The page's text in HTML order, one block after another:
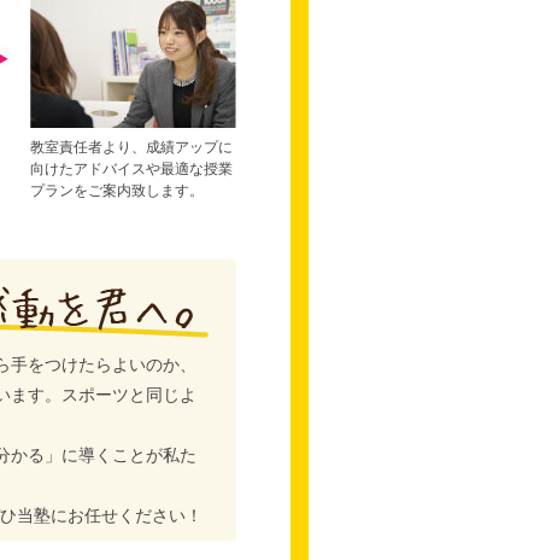
教室責任者より、成績アップに
向けたアドバイスや最適な授業
プランをご案内致します。
をつけたらよいのか、
ます。スポーツと同じよ
る」に導くことが私た
当塾にお任せください！